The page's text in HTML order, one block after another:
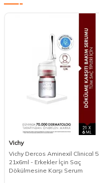
Vichy
Vichy Dercos Aminexil Clinical 5
21x6ml - Erkekler İçin Saç
Dökülmesine Karşı Serum